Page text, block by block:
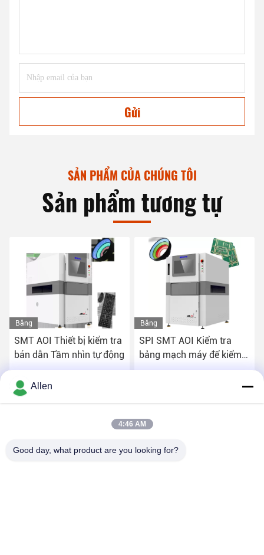
Gửi
SẢN PHẨM CỦA CHÚNG TÔI
Sản phẩm tương tự
Băng
hình
SMT AOI Thiết bị kiểm tra
bán dẫn Tầm nhìn tự động
Nhận được giá tốt nhất
Băng
hình
SPI SMT AOI Kiểm tra
bảng mạch máy để kiểm
soát chất lượng
Allen
4:46 AM
Good day, what product are you looking for?